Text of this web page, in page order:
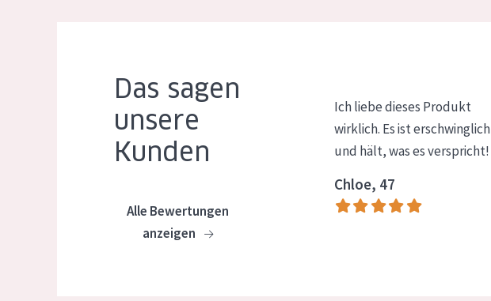
Das sagen
unsere
Kunden
Alle Bewertungen
anzeigen
Ich liebe dieses Produkt
wirklich. Es ist erschwinglich
und hält, was es verspricht!
Chloe, 47